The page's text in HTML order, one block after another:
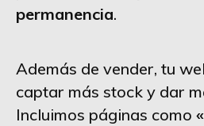
permanencia.
Además de vender, tu
captar más stock y dar
Incluimos páginas como